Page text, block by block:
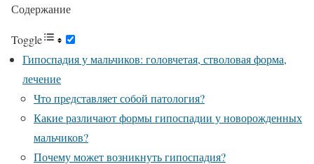
Содержание
Toggle
Гипоспадия у мальчиков: головчетая, стволовая форма,
лечение
Что представляет собой патология?
Какие различают формы гипоспадии у новорожденных
мальчиков?
Почему может возникнуть гипоспадия?